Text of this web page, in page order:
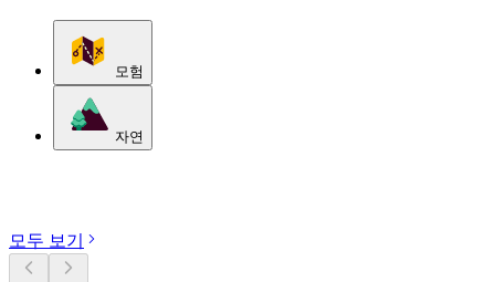
모험
자연
모두 보기